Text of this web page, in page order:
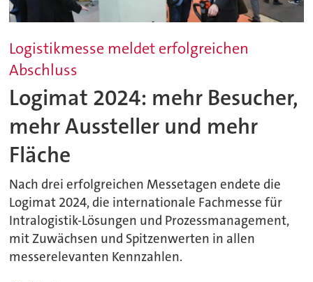
Logistikmesse meldet erfolgreichen
Abschluss
Logimat 2024: mehr Besucher,
mehr Aussteller und mehr
Fläche
Nach drei erfolgreichen Messetagen endete die
Logimat 2024, die internationale Fachmesse für
Intralogistik-Lösungen und Prozessmanagement,
mit Zuwächsen und Spitzenwerten in allen
messerelevanten Kennzahlen.